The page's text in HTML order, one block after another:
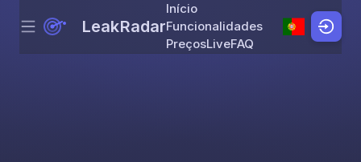
Skip to content
Menu LeakRadar
Início
Funcionalidades
PreçosLiveFAQ